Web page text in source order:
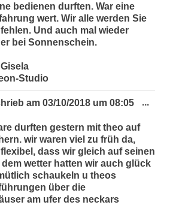
bedienen durften. War eine
wert. Wir alle werden Sie
Und auch mal wieder
bei Sonnenschein.
Studio
am 03/10/2018 um 08:05
durften gestern mit theo auf
wir waren viel zu früh da,
dass wir gleich auf seinen
wetter hatten wir auch glück
schaukeln u theos
über die
am ufer des neckars
...